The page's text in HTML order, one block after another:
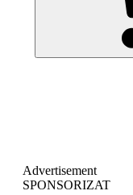
Advertisement
SPONSORIZAT